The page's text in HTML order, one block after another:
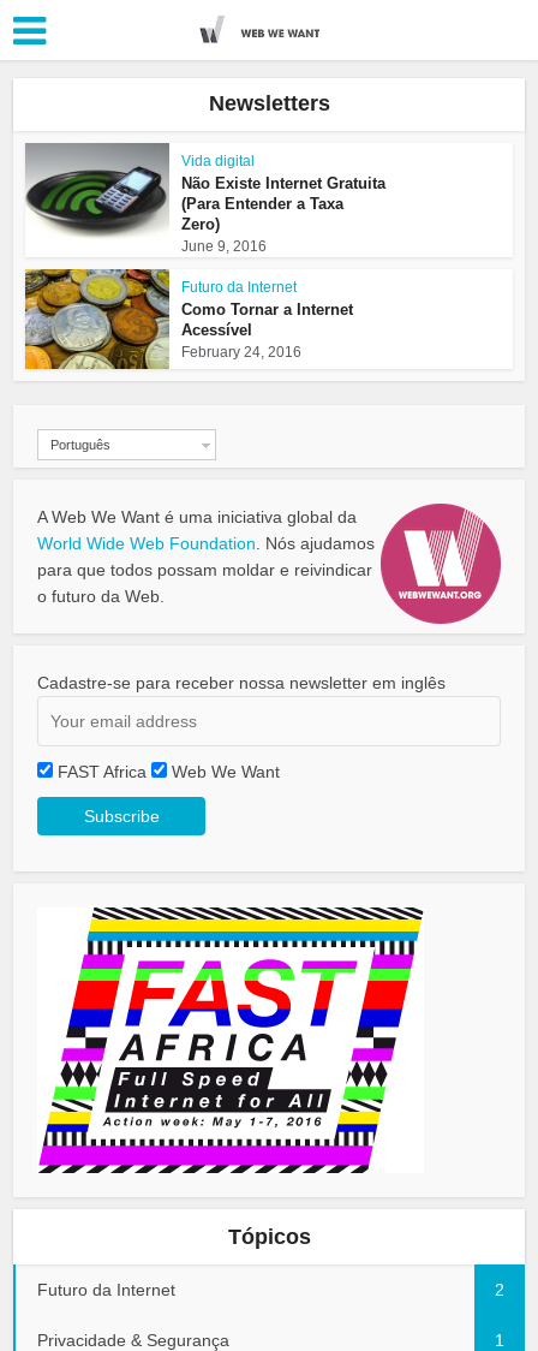
Newsletters
Vida digital
Não Existe Internet Gratuita
(Para Entender a Taxa
Zero)
June 9, 2016
Futuro da Internet
Como Tornar a Internet
Acessível
February 24, 2016
Português
A Web We Want é uma iniciativa global da
World Wide Web Foundation . Nós ajudamos
para que todos possam moldar e reivindicar
o futuro da Web.
Cadastre-se para receber nossa newsletter em inglês
FAST Africa Web We Want
Tópicos
Futuro da Internet 2
Privacidade & Segurança 1